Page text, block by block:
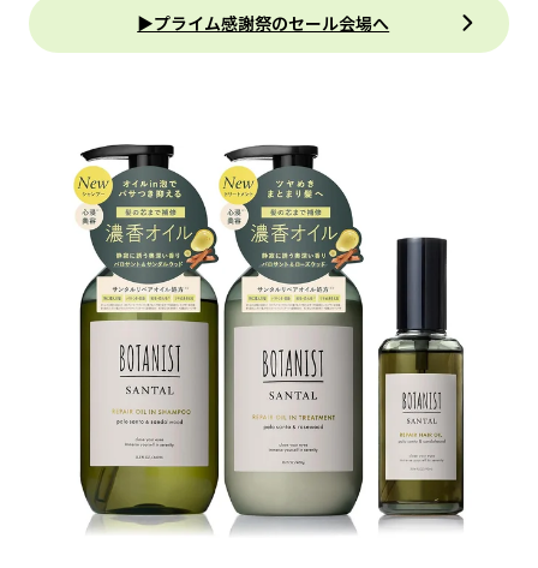
▶プライム感謝祭のセール会場へ